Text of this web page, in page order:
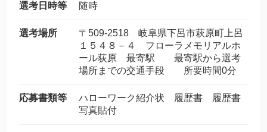
選考日時等 随時
選考場所
〒509-2518 岐阜県下呂市萩原町上呂
１５４８－４ フローラメモリアルホ
ール荻原 最寄駅 最寄駅から選考
場所までの交通手段 所要時間0分
応募書類等
ハローワーク紹介状 履歴書 履歴書
写真貼付